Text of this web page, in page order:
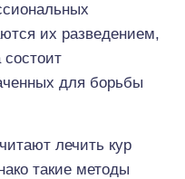
их разведением,
состоит
для борьбы
лечить кур
такие методы